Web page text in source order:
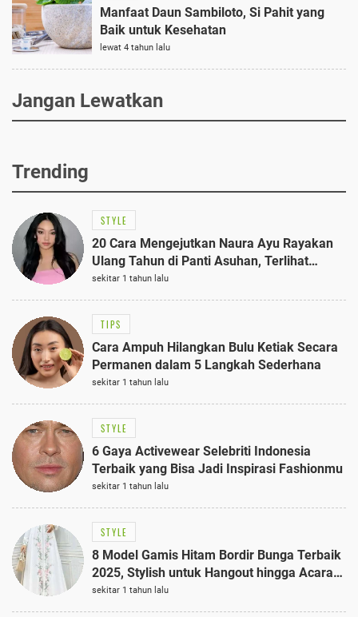
Manfaat Daun Sambiloto, Si Pahit yang
Baik untuk Kesehatan
lewat 4 tahun lalu
Jangan Lewatkan
Trending
STYLE
20 Cara Mengejutkan Naura Ayu Rayakan
Ulang Tahun di Panti Asuhan, Terlihat
Anggun dengan Kaftan Cokelat
sekitar 1 tahun lalu
TIPS
Cara Ampuh Hilangkan Bulu Ketiak Secara
Permanen dalam 5 Langkah Sederhana
sekitar 1 tahun lalu
STYLE
6 Gaya Activewear Selebriti Indonesia
Terbaik yang Bisa Jadi Inspirasi Fashionmu
sekitar 1 tahun lalu
STYLE
8 Model Gamis Hitam Bordir Bunga Terbaik
2025, Stylish untuk Hangout hingga Acara
Semi-Formal
sekitar 1 tahun lalu